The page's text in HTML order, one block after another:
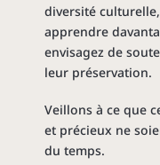
diversité
apprendre
envisagez de
leur préservation.
Veillons à ce que
et précieux ne
du temps.